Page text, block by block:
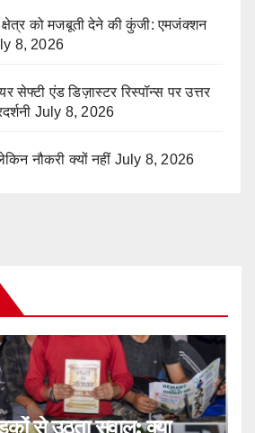
को मजबूती देने की कुंजी: एमजंक्शन
8, 2026
सेफ्टी एंड डिज़ास्टर रिस्पॉन्स पर उत्तर
July 8, 2026
नौकरी क्यों नहीं July 8, 2026
से उठता सवाल: क्या